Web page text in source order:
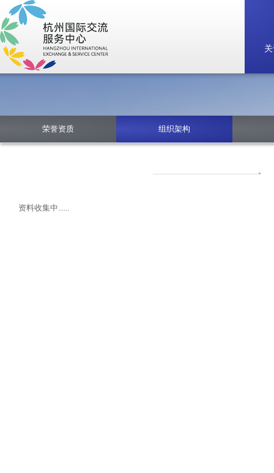
荣誉资质 组织架构
资料收集中......